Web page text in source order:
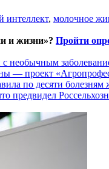
интеллект, молочное
и жизни»? Пройти
необычным
— проект
по десяти
предвидел